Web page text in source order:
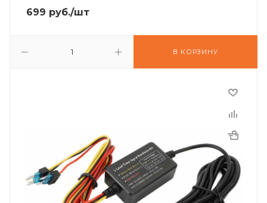
699 руб./шт
В КОРЗИНУ